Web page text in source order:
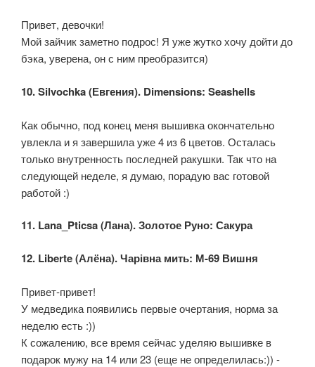
Привет, девочки!
Мой зайчик заметно подрос! Я уже жутко хочу дойти до
бэка, уверена, он с ним преобразится)
10. Silvochka (Евгения). Dimensions: Seashells
Как обычно, под конец меня вышивка окончательно
увлекла и я завершила уже 4 из 6 цветов. Осталась
только внутренность последней ракушки. Так что на
следующей неделе, я думаю, порадую вас готовой
работой :)
11. Lana_Pticsa (Лана). Золотое Руно: Сакура
12. Liberte (Алёна). Чарівна мить: М-69 Вишня
Привет-привет!
У медведика появились первые очертания, норма за
неделю есть :))
К сожалению, все время сейчас уделяю вышивке в
подарок мужу на 14 или 23 (еще не определилась:)) -